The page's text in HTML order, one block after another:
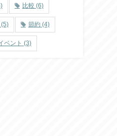
比較 (6)
(5) 節約(4)
ベント (3)